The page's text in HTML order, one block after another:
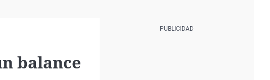
balance